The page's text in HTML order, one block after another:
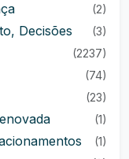
(2)
Decisões (3)
(2237)
(74)
(23)
(1)
(1)